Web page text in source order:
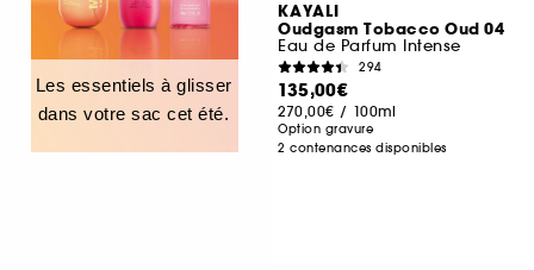
Les essentiels à glisser
dans votre sac cet été.
KAYALI
Oudgasm Tobacco Oud 04
Eau de Parfum Intense
294
135,00€
270,00€ / 100ml
Option gravure
2 contenances disponibles